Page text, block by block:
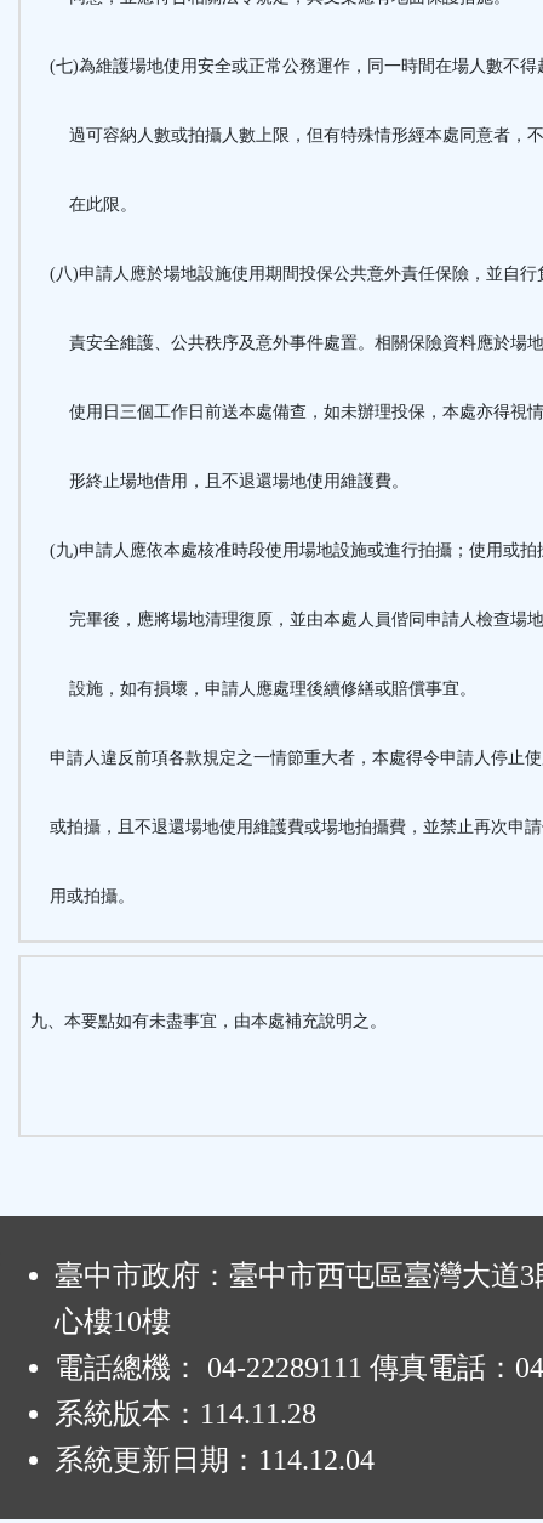
(七)為維護場地使用安全或正常公務運作，同一時間在場人數不得
過可容納人數或拍攝人數上限，但有特殊情形經本處同意者，不
在此限。
(八)申請人應於場地設施使用期間投保公共意外責任保險，並自行
責安全維護、公共秩序及意外事件處置。相關保險資料應於場地
使用日三個工作日前送本處備查，如未辦理投保，本處亦得視情
形終止場地借用，且不退還場地使用維護費。
(九)申請人應依本處核准時段使用場地設施或進行拍攝；使用或拍
完畢後，應將場地清理復原，並由本處人員偕同申請人檢查場地
設施，如有損壞，申請人應處理後續修繕或賠償事宜。
申請人違反前項各款規定之一情節重大者，本處得令申請人停止
或拍攝，且不退還場地使用維護費或場地拍攝費，並禁止再次申
用或拍攝。
九、本要點如有未盡事宜，由本處補充說明之。
臺中市政府：臺中市西屯區臺灣大道3
心樓10樓
電話總機： 04-22289111 傳真電話：
系統版本： 114.11.28
系統更新日期： 114.12.04